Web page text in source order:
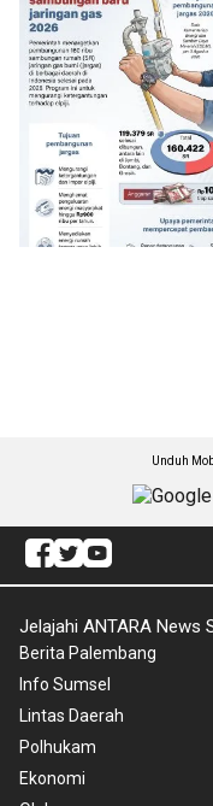
Unduh
Jelajahi ANTARA News
Berita Palembang
Info Sumsel
Lintas Daerah
Polhukam
Ekonomi